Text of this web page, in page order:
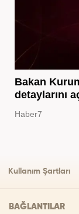
Bakan
detaylarını
Haber7
Kullanım Şartları
BAĞLANTILAR